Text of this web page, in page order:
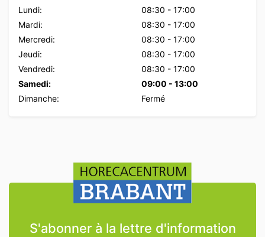
Lundi: 08:30 - 17:00
Mardi:
08:30 - 17:00
Mercredi:
08:30 - 17:00
Jeudi:
08:30 - 17:00
Vendredi:
08:30 - 17:00
Samedi:
09:00 - 13:00
Dimanche:
Fermé
S'abonner à la lettre d'information